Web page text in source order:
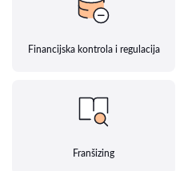
Financijska kontrola i regulacija
Franšizing